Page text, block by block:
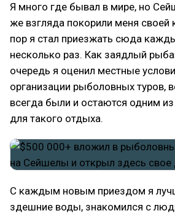
Я много где бывал в мире, но
же взгляда покорили меня своей
пор я стал приезжать сюда
несколько раз. Как заядлый
очередь я оценил местные
организации рыболовных туров,
всегда были и остаются одним
для такого отдыха.
С каждым новым приездом я
здешние воды, знакомился с